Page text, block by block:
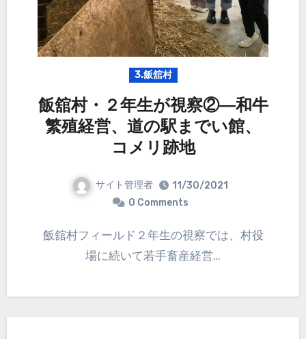
3.飯舘村
飯舘村・２年生が視察②―和牛
繁殖経営、道の駅までい館、
コメリ跡地
サイト管理者
11/30/2021
0 Comments
飯舘村フィールド２年生の視察では、村役
場に続いて若手畜産経営…